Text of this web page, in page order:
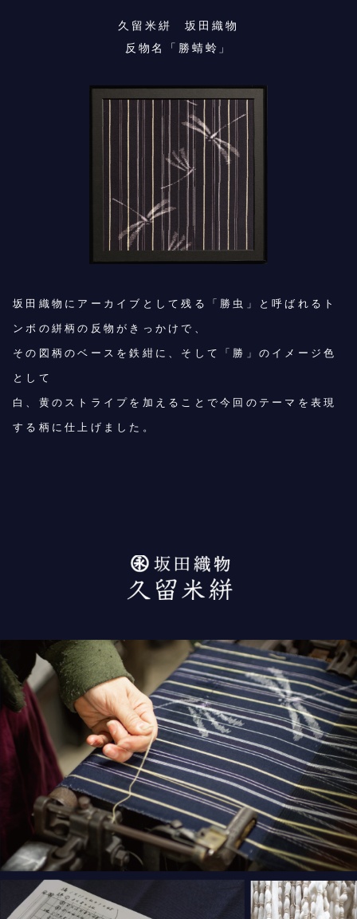
久留米絣 坂田織物
反物名「勝蜻蛉」
坂田織物にアーカイブとして残る「勝虫」と呼ばれるト
ンボの絣柄の反物がきっかけで、
その図柄のベースを鉄紺に、そして「勝」のイメージ色
として
白、黄のストライプを加えることで今回のテーマを表現
する柄に仕上げました。